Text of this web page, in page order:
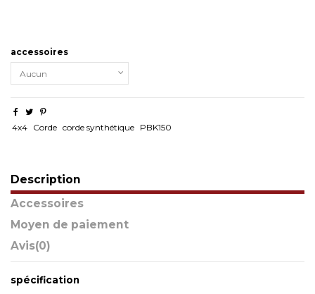
accessoires
4x4 Corde corde synthétique PBK150
Description
Accessoires
Moyen de paiement
Avis(0)
spécification